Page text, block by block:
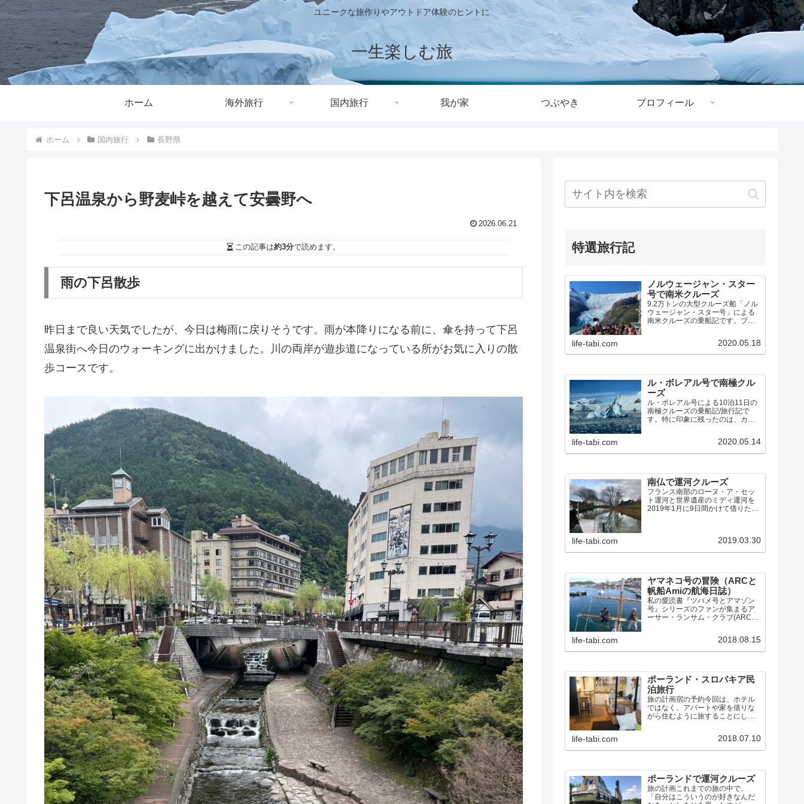
ユニークな旅作りやアウトドア体験のヒントに
一生楽しむ旅
ホーム 海外旅行 国内旅行 我が家 つぶやき プロフィール
ホーム 国内旅行 長野県
下呂温泉から野麦峠を越えて安曇野へ
2026.06.21
この記事は約3分で読めます。
雨の下呂散歩
昨日まで良い天気でしたが、今日は梅雨に戻りそうです。雨が本降りになる前に、傘を持って下呂
温泉街へ今日のウォーキングに出かけました。川の両岸が遊歩道になっている所がお気に入りの散
歩コースです。
特選旅行記
ノルウェージャン・スター
号で南米クルーズ
9.2万トンの大型クルーズ船「ノル
ウェージャン・スター号」による
南米クルーズの乗船記です。ブエ
道、マゼラン海峡、パタゴニア・
フィヨルドを経由して、サンティ
life-tabi.com 2020.05.18
ル・ボレアル号で南極クル
ーズ
ル・ボレアル号による10泊11日の
南極クルーズの乗船記/旅行記で
す。特に印象に残ったのは、カヤ
ラシを間近に見たゾディアック・
クルーズ、ルメール海峡の氷河と
life-tabi.com 2020.05.14
南仏で運河クルーズ
フランス南部のローヌ・ア・セッ
ト運河と世界遺産のミディ運河を
2019年1月に9日間かけて借りたボ
的だった所などをまとめ、毎日の
life-tabi.com 2019.03.30
ヤマネコ号の冒険（ARCと
帆船Amiの航海日誌）
私の愛読書『ツバメ号とアマゾン
号』シリーズのファンが集まるア
ーサー・ランサム・クラブ(ARC)
島』に出てくるスクーナー「ヤマ
ネコ号」にそっくりな帆船Amiと出
life-tabi.com 2018.08.15
ポーランド・スロバキア民
泊旅行
旅の計画宿の予約今回は、ホテル
ではなく、アパートや家を借りな
がら住むように旅することにしま
まる貸切」タイプでも、1泊2人で5
千円ほどなので、グダニスク4泊、
life-tabi.com 2018.07.10
ポーランドで運河クルーズ
旅の計画これまでの旅の中で、
「自分はこういうのが好きなんだ